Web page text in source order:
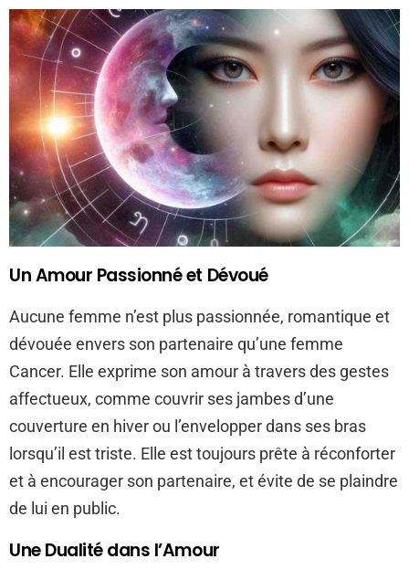
Un Amour Passionné et Dévoué
Aucune femme n’est plus passionnée, romantique et
dévouée envers son partenaire qu’une femme
Cancer. Elle exprime son amour à travers des gestes
affectueux, comme couvrir ses jambes d’une
couverture en hiver ou l’envelopper dans ses bras
lorsqu’il est triste. Elle est toujours prête à réconforter
et à encourager son partenaire, et évite de se plaindre
de lui en public.
Une Dualité dans l’Amour